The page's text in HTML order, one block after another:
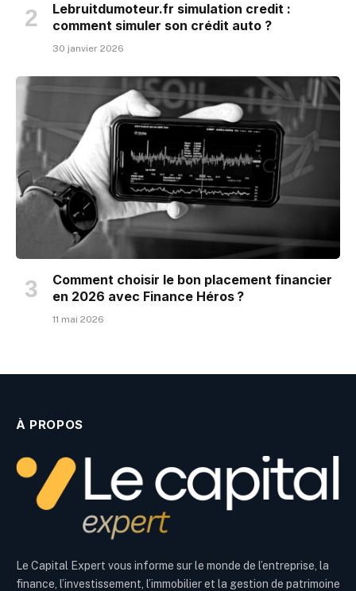
Lebruitdumoteur.fr simulation credit :
comment simuler son crédit auto ?
30 janvier 2026
Comment choisir le bon placement financier
en 2026 avec Finance Héros ?
11 mai 2026
À PROPOS
Le Capital Expert vous informe sur le monde de l’entreprise, la
finance, l’investissement, l’immobilier et la gestion de patrimoine